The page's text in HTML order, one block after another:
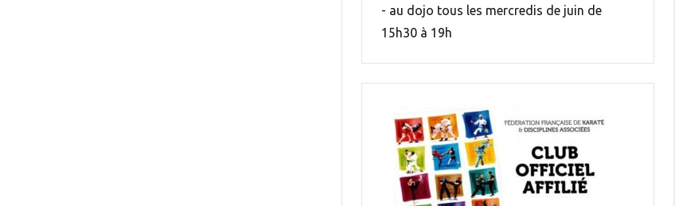
- au dojo tous les mercredis de juin de
15h30 à 19h